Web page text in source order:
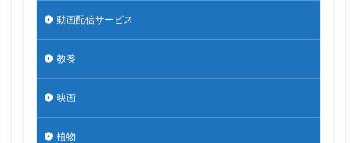
動画配信サービス
教養
映画
植物